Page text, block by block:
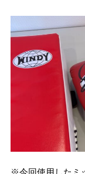
※今回使用したミ